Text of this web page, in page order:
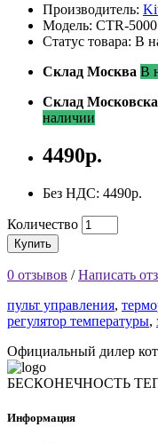
Производитель:
Модель: CTR-5000
Статус товара: В
Склад Москва В
Склад
наличии
4490р.
Без НДС: 4490р.
Количество
Купить
0 отзывов /Написать
пульт управления,
регулятор температуры,
Официальный дилер
БЕСКОНЕЧНОСТЬ
Информация